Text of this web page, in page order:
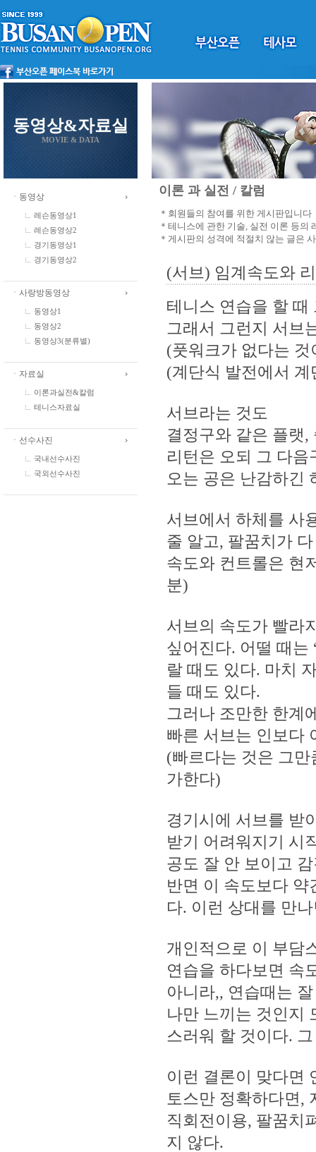
동영상&자료실
MOVIE & DATA
ㆍ동영상
레슨동영상1
레슨동영상2
경기동영상1
경기동영상2
ㆍ사랑방동영상
동영상1
동영상2
동영상3(분류별)
ㆍ자료실
이론과실전&칼럼
테니스자료실
ㆍ선수사진
국내선수사진
국외선수사진
이론 과 실전 / 칼럼
＊회원들의 참여를 위한 게시판입니다
＊테니스에 관한 기술, 실전 이론 등의
＊게시판의 성격에 적절치 않는 글은
(서브) 임계속도와
테니스 연습을 할 때
그래서 그런지 서브
(풋워크가 없다는 것
(계단식 발전에서
서브라는 것도
결정구와 같은 플랫
리턴은 오되 그 다
오는 공은 난감하긴
서브에서 하체를 사
줄 알고, 팔꿈치가
속도와 컨트롤은 현
분)
서브의 속도가 빨라
싶어진다. 어떨 때는
랄 때도 있다. 마치
들 때도 있다.
그러나 조만한 한계
빠른 서브는 인보다
(빠르다는 것은 그
가한다)
경기시에 서브를 받
받기 어려워지기 시
공도 잘 안 보이고
반면 이 속도보다
다. 이런 상대를 만
개인적으로 이 부담
연습을 하다보면 속
아니라,, 연습때는
나만 느끼는 것인지
스러워 할 것이다.
이런 결론이 맞다면
토스만 정확하다면,
직회전이용, 팔꿈치
지 않다.